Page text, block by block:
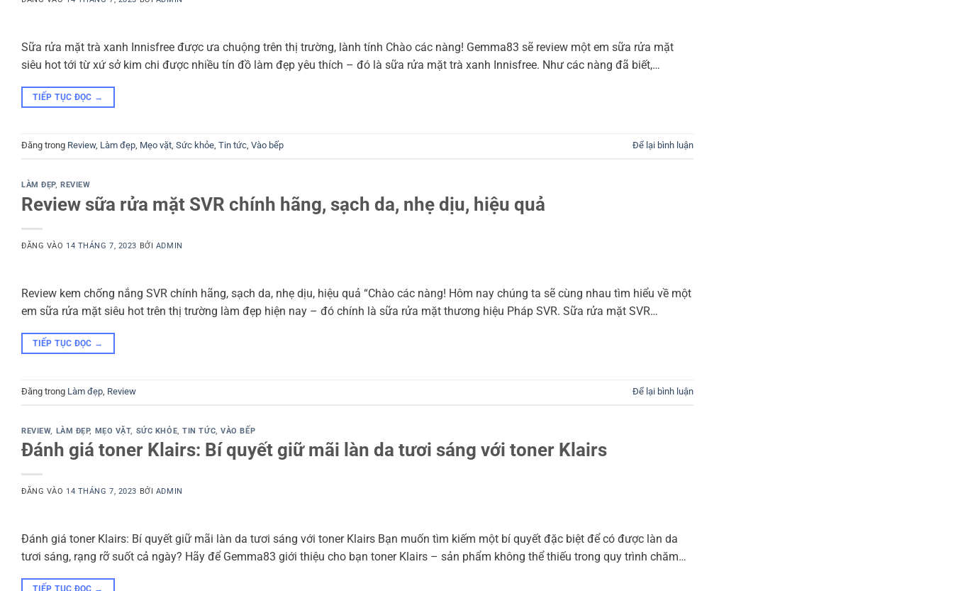
Sữa rửa mặt trà xanh Innisfree được ưa chuộng trên thị trường, lành tính Chào các nàng! Gemma83 sẽ review một em sữa rửa mặt
siêu hot tới từ xứ sở kim chi được nhiều tín đồ làm đẹp yêu thích – đó là sữa rửa mặt trà xanh Innisfree. Như các nàng đã biết,…
TIẾP TỤC ĐỌC →
Đăng trong Review, Làm đẹp, Mẹo vặt, Sức khỏe, Tin tức, Vào bếp Để lại bình luận
LÀM ĐẸP, REVIEW
Review sữa rửa mặt SVR chính hãng, sạch da, nhẹ dịu, hiệu quả
ĐĂNG VÀO 14 THÁNG 7, 2023 BỞI ADMIN
Review kem chống nắng SVR chính hãng, sạch da, nhẹ dịu, hiệu quả “Chào các nàng! Hôm nay chúng ta sẽ cùng nhau tìm hiểu về một
em sữa rửa mặt siêu hot trên thị trường làm đẹp hiện nay – đó chính là sữa rửa mặt thương hiệu Pháp SVR. Sữa rửa mặt SVR…
TIẾP TỤC ĐỌC →
Đăng trong Làm đẹp, Review Để lại bình luận
REVIEW, LÀM ĐẸP, MẸO VẶT, SỨC KHỎE,TIN TỨC,VÀO BẾP
Đánh giá toner Klairs: Bí quyết giữ mãi làn da tươi sáng với toner Klairs
ĐĂNG VÀO 14 THÁNG 7, 2023 BỞI ADMIN
Đánh giá toner Klairs: Bí quyết giữ mãi làn da tươi sáng với toner Klairs Bạn muốn tìm kiếm một bí quyết đặc biệt để có được làn da
tươi sáng, rạng rỡ suốt cả ngày? Hãy để Gemma83 giới thiệu cho bạn toner Klairs – sản phẩm không thể thiếu trong quy trình chăm…